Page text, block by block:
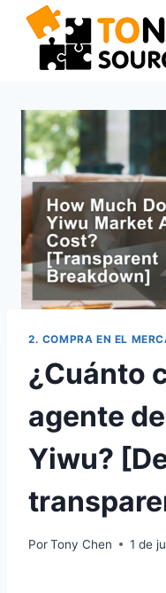
2. COMPRA EN EL
¿Cuánto
agente
Yiwu?
PorTony Chen 1 de